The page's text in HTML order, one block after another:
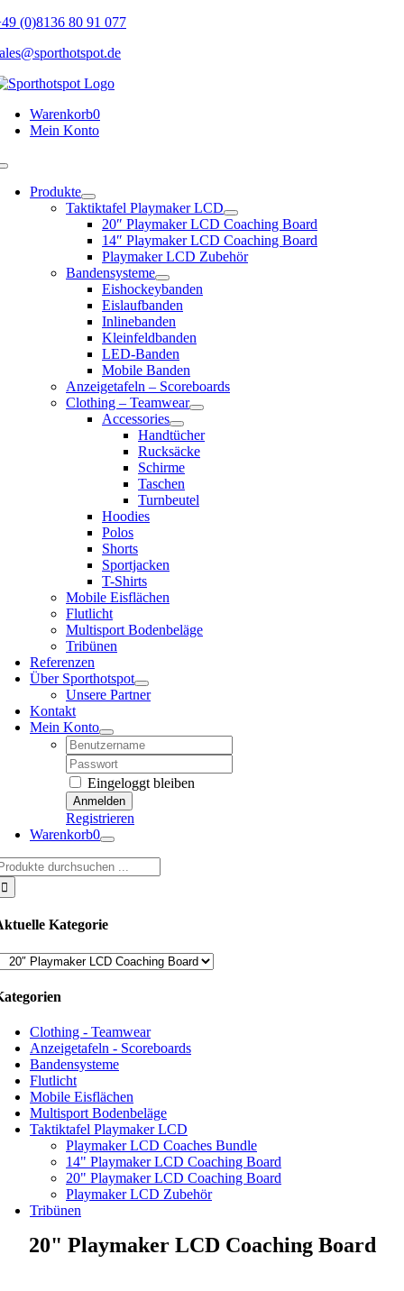
Skip
content
(0)8136 80 91 077
Warenkorb0
Mein Konto
Toggle
NavigationProdukte
Taktiktafel Playmaker LCD
20″ Playmaker LCD Coaching Board
14″ Playmaker LCD Coaching Board
Playmaker LCD Zubehör
Bandensysteme
Eishockeybanden
Eislaufbanden
Inlinebanden
Kleinfeldbanden
LED-Banden
Mobile Banden
Anzeigetafeln – Scoreboards
Clothing – Teamwear
Accessories
Handtücher
Rucksäcke
Schirme
Taschen
Turnbeutel
Hoodies
Polos
Shorts
Sportjacken
T-Shirts
Mobile Eisflächen
Flutlicht
Multisport Bodenbeläge
Tribünen
Referenzen
Über Sporthotspot
Unsere Partner
Kontakt
Mein Konto
Username:
Password:
Eingeloggt bleiben
Registrieren
Warenkorb0
Kategorie
Clothing - Teamwear
Anzeigetafeln - Scoreboards
Bandensysteme
Flutlicht
Mobile Eisflächen
Multisport Bodenbeläge
Taktiktafel Playmaker LCD
Playmaker LCD Coaches Bundle
14" Playmaker LCD Coaching Board
20" Playmaker LCD Coaching Board
Playmaker LCD Zubehör
Tribünen
20" Playmaker LCD Coaching Board